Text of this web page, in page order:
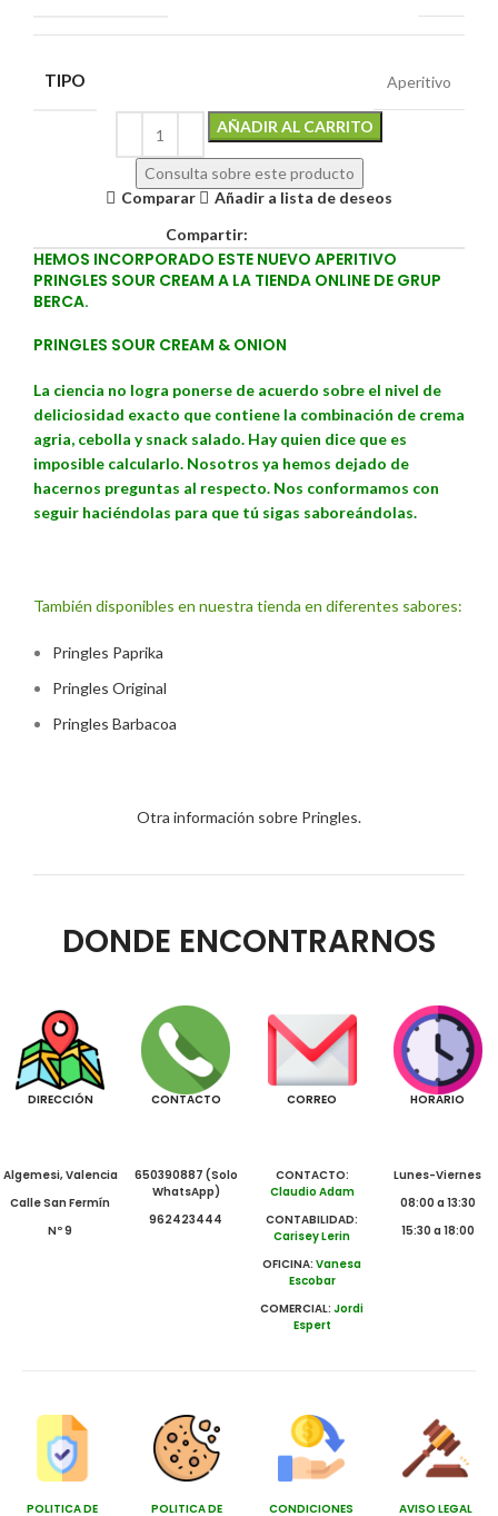
TIPO Aperitivo
AÑADIR AL CARRITO
Consulta sobre este producto
Comparar
Añadir a lista de deseos
Compartir:
HEMOS INCORPORADO ESTE NUEVO APERITIVO
PRINGLES SOUR CREAM A LA TIENDA ONLINE DE GRUP
BERCA.
PRINGLES SOUR CREAM & ONION
La ciencia no logra ponerse de acuerdo sobre el nivel de
deliciosidad exacto que contiene la combinación de crema
agria, cebolla y snack salado. Hay quien dice que es
imposible calcularlo. Nosotros ya hemos dejado de
hacernos preguntas al respecto. Nos conformamos con
seguir haciéndolas para que tú sigas saboreándolas.
También disponibles en nuestra tienda en diferentes sabores:
Pringles Paprika
Pringles Original
Pringles Barbacoa
Otra información sobre Pringles.
DONDE ENCONTRARNOS
DIRECCIÓN
Algemesi, Valencia
Calle San Fermín
Nº 9
CONTACTO
650390887 (Solo
WhatsApp)
962423444
CORREO
CONTACTO:
Claudio Adam
CONTABILIDAD:
Carisey Lerin
OFICINA:Vanesa
Escobar
COMERCIAL:Jordi
Espert
HORARIO
Lunes-Viernes
08:00 a 13:30
15:30 a 18:00
POLITICA DE POLITICA DE CONDICIONES AVISO LEGAL